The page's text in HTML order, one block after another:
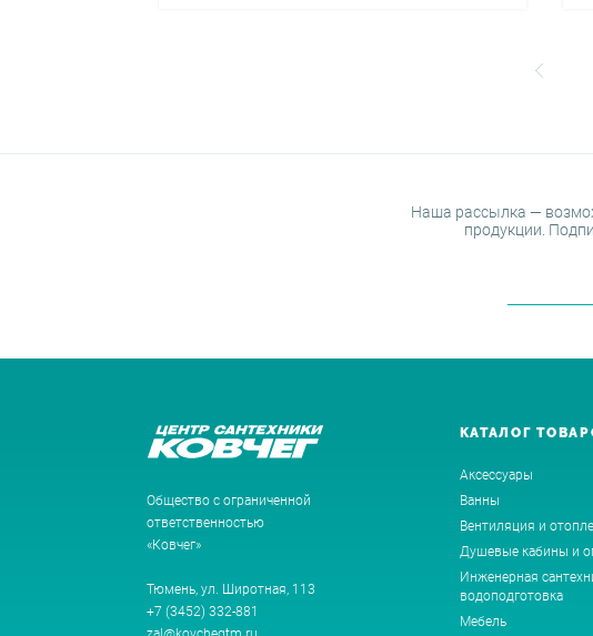
Наша рассылка —
продукции.
Общество с ограниченной
ответственностью
«Ковчег»
Тюмень, ул. Широтная, 113
+7 (3452) 332-881
КАТАЛОГ
Аксессуары
Ванны
Вентиляция и
Душевые кабины и
Инженерная
водоподготовка
Мебель